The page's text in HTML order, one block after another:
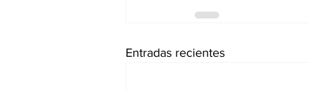
Entradas recientes